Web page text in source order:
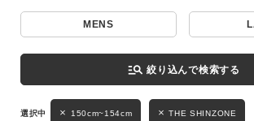
キーワード
性別
MENS
manage_search 絞り込んで検索する
150cm~154cm THE SHINZONE